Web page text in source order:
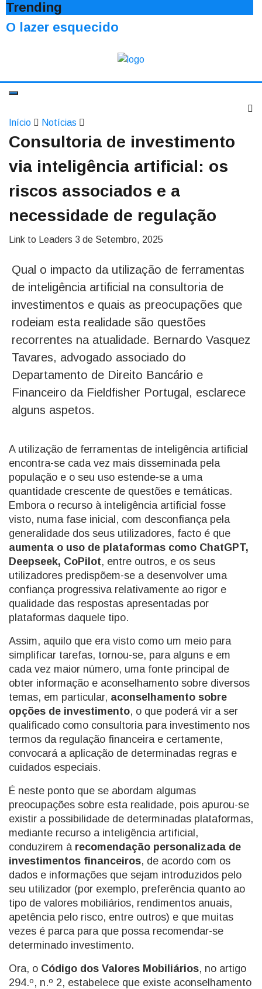
Trending
O lazer esquecido
Início Notícias
Consultoria de investimento
via inteligência artificial: os
riscos associados e a
necessidade de regulação
Link to Leaders 3 de Setembro, 2025
Qual o impacto da utilização de ferramentas
de inteligência artificial na consultoria de
investimentos e quais as preocupações que
rodeiam esta realidade são questões
recorrentes na atualidade. Bernardo Vasquez
Tavares, advogado associado do
Departamento de Direito Bancário e
Financeiro da Fieldfisher Portugal, esclarece
alguns aspetos.
A utilização de ferramentas de inteligência artificial
encontra-se cada vez mais disseminada pela
população e o seu uso estende-se a uma
quantidade crescente de questões e temáticas.
Embora o recurso à inteligência artificial fosse
visto, numa fase inicial, com desconfiança pela
generalidade dos seus utilizadores, facto é que
aumenta o uso de plataformas como ChatGPT,
Deepseek, CoPilot, entre outros, e os seus
utilizadores predispõem-se a desenvolver uma
confiança progressiva relativamente ao rigor e
qualidade das respostas apresentadas por
plataformas daquele tipo.
Assim, aquilo que era visto como um meio para
simplificar tarefas, tornou-se, para alguns e em
cada vez maior número, uma fonte principal de
obter informação e aconselhamento sobre diversos
temas, em particular, aconselhamento sobre
opções de investimento, o que poderá vir a ser
qualificado como consultoria para investimento nos
termos da regulação financeira e certamente,
convocará a aplicação de determinadas regras e
cuidados especiais.
É neste ponto que se abordam algumas
preocupações sobre esta realidade, pois apurou-se
existir a possibilidade de determinadas plataformas,
mediante recurso a inteligência artificial,
conduzirem à recomendação personalizada de
investimentos financeiros, de acordo com os
dados e informações que sejam introduzidos pelo
seu utilizador (por exemplo, preferência quanto ao
tipo de valores mobiliários, rendimentos anuais,
apetência pelo risco, entre outros) e que muitas
vezes é parca para que possa recomendar-se
determinado investimento.
Ora, o Código dos Valores Mobiliários, no artigo
294.º, n.º 2, estabelece que existe aconselhamento